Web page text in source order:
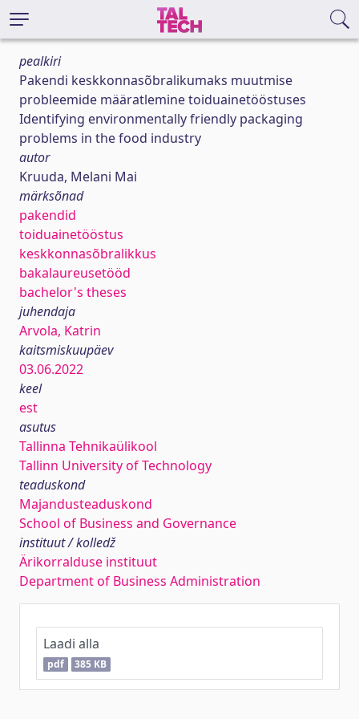
pealkiri
Pakendi keskkonnasõbralikumaks muutmise
probleemide määratlemine toiduainetööstuses
Identifying environmentally friendly packaging
problems in the food industry
autor
Kruuda, Melani Mai
märksõnad
pakendid
toiduainetööstus
keskkonnasõbralikkus
bakalaureusetööd
bachelor's theses
juhendaja
Arvola, Katrin
kaitsmiskuupäev
03.06.2022
keel
est
asutus
Tallinna Tehnikaülikool
Tallinn University of Technology
teaduskond
Majandusteaduskond
School of Business and Governance
instituut / kolledž
Ärikorralduse instituut
Department of Business Administration
Laadi alla
pdf 385 KB